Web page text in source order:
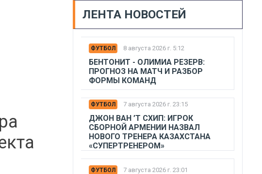
ЛЕНТА НОВОСТЕЙ
ФУТБОЛ 8 августа 2026 г. 5:12
БЕНТОНИТ - ОЛИМИА РЕЗЕРВ:
ПРОГНОЗ НА МАТЧ И РАЗБОР
ФОРМЫ КОМАНД
ФУТБОЛ 7 августа 2026 г. 23:15
ДЖОН ВАН ’Т СХИП: ИГРОК
СБОРНОЙ АРМЕНИИ НАЗВАЛ
НОВОГО ТРЕНЕРА КАЗАХСТАНА
«СУПЕРТРЕНЕРОМ»
ФУТБОЛ 7 августа 2026 г. 23:01